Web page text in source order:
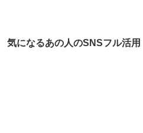
気になるあの人のSNSフル活用